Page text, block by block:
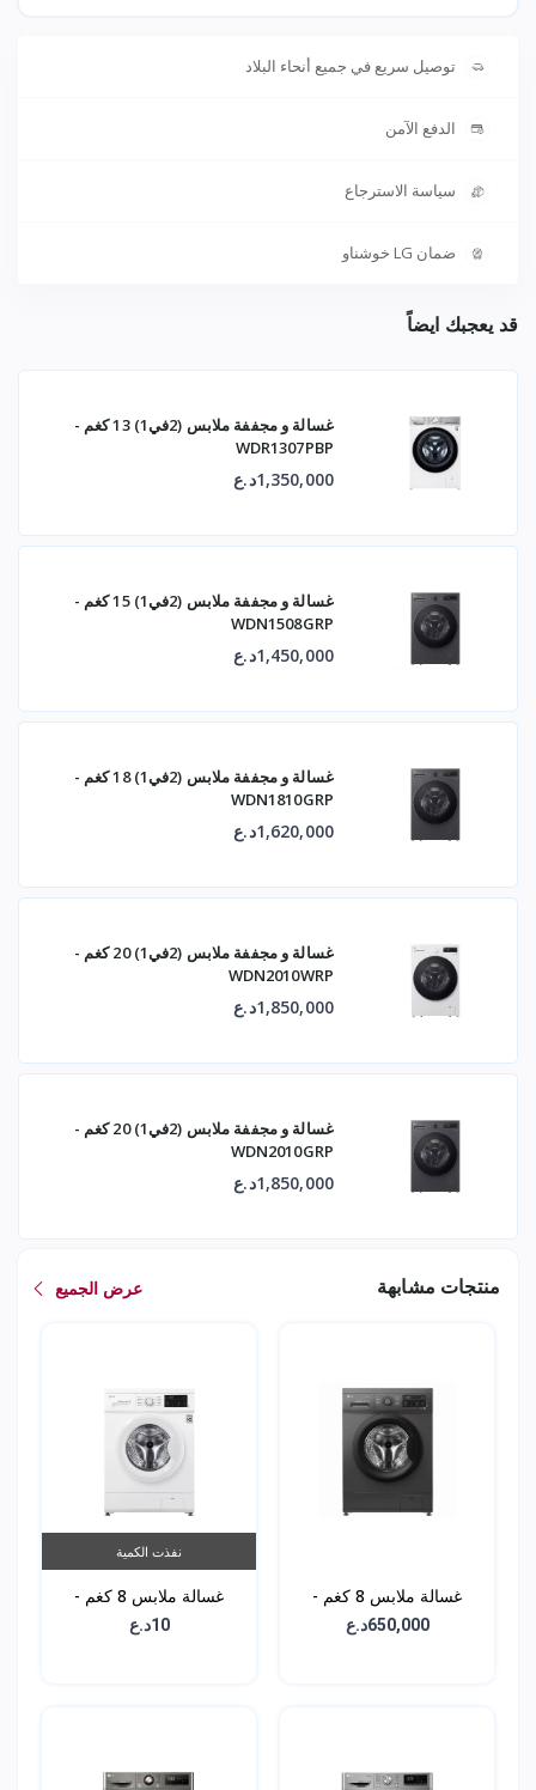
توصيل سريع في جميع أنحاء البلاد
الدفع الآمن
سياسة الاسترجاع
ضمان LG خوشناو
قد يعجبك ايضاً
غسالة و مجففة ملابس (2في1) 13 كغم -
WDR1307PBP
1,350,000د.ع
غسالة و مجففة ملابس (2في1) 15 كغم -
WDN1508GRP
1,450,000د.ع
غسالة و مجففة ملابس (2في1) 18 كغم -
WDN1810GRP
1,620,000د.ع
غسالة و مجففة ملابس (2في1) 20 كغم -
WDN2010WRP
1,850,000د.ع
غسالة و مجففة ملابس (2في1) 20 كغم -
WDN2010GRP
1,850,000د.ع
منتجات مشابهة عرض الجميع
غسالة ملابس 8 كغم -
WJ1408MTG
650,000د.ع
نفذت الكمية
غسالة ملابس 8 كغم -
WJ1408NTG
10د.ع